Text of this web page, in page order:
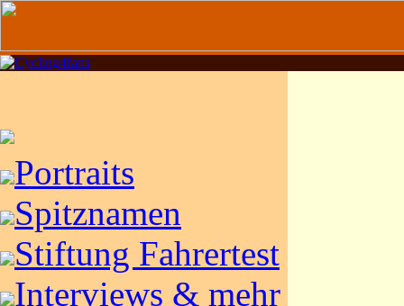
Portraits
Spitznamen
Stiftung Fahrertest
Interviews & mehr